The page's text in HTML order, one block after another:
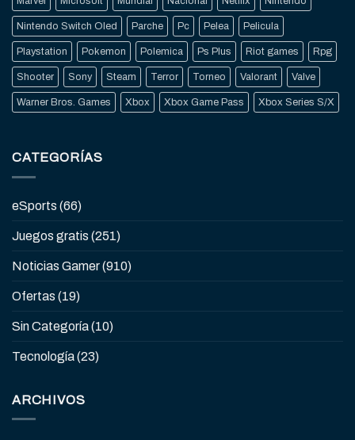
Nintendo Switch Oled Parche Pc Pelea Pelicula
Playstation Pokemon Polemica Ps Plus Riot games Rpg
Shooter Sony Steam Terror Torneo Valorant Valve
Warner Bros. Games Xbox Xbox Game Pass Xbox Series S/X
CATEGORÍAS
eSports (66)
Juegos gratis (251)
Noticias Gamer(910)
Ofertas (19)
Sin Categoría(10)
Tecnología(23)
ARCHIVOS